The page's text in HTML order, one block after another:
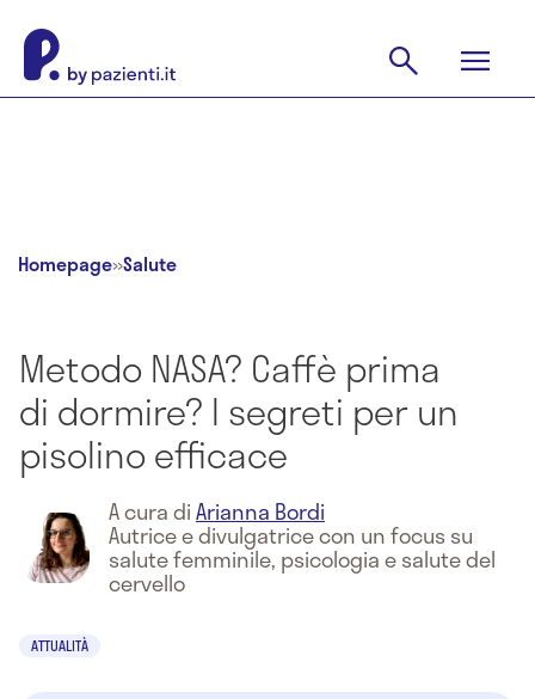
Homepage»Salute
Metodo NASA? Caffè prima
di dormire? I segreti per un
pisolino efficace
A cura diArianna Bordi
Autrice e divulgatrice con un focus su
salute femminile, psicologia e salute del
cervello
ATTUALITÀ